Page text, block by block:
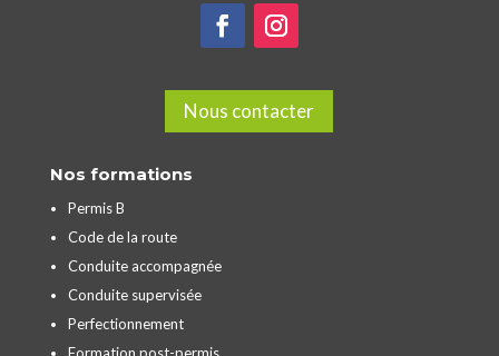
Nous contacter
Nos formations
Permis B
Code de la route
Conduite accompagnée
Conduite supervisée
Perfectionnement